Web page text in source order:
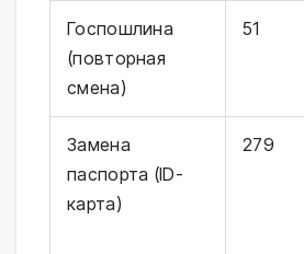
Госпошлина
(повторная
смена)
51
Замена
паспорта (ID-
карта)
279